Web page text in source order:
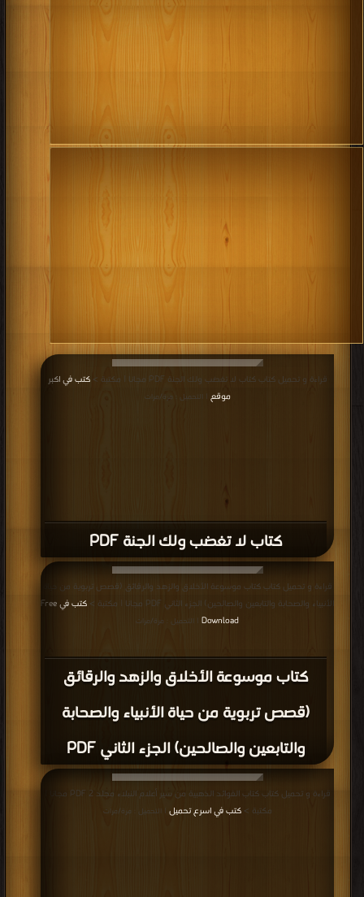
كتاب لا تغضب ولك الجنة PDF
قراءة و تحميل كتاب كتاب لا تغضب ولك الجنة PDF مجانا | مكتبة >
كتب في اكبر
موقع
| التحميل : مرة/مرات
كتاب موسوعة الأخلاق والزهد والرقائق
(قصص تربوية من حياة الأنبياء والصحابة
والتابعين والصالحين) الجزء الثاني PDF
قراءة و تحميل كتاب كتاب موسوعة الأخلاق والزهد والرقائق (قصص تربوية من حياة
الأنبياء والصحابة والتابعين والصالحين) الجزء الثاني PDF مجانا | مكتبة >
كتب في Free
Download | التحميل : مرة/مرات
قراءة و تحميل كتاب كتاب الفوائد الذهبية من سير أعلام النبلاء مجلد 2 PDF مجانا |
مكتبة >كتب في اسرع تحميل | التحميل : مرة/مرات